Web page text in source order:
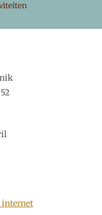
internet